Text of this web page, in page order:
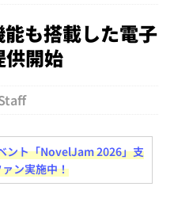
も搭載した電子
供開始
ント「NovelJam 2026」支
ン実施中！